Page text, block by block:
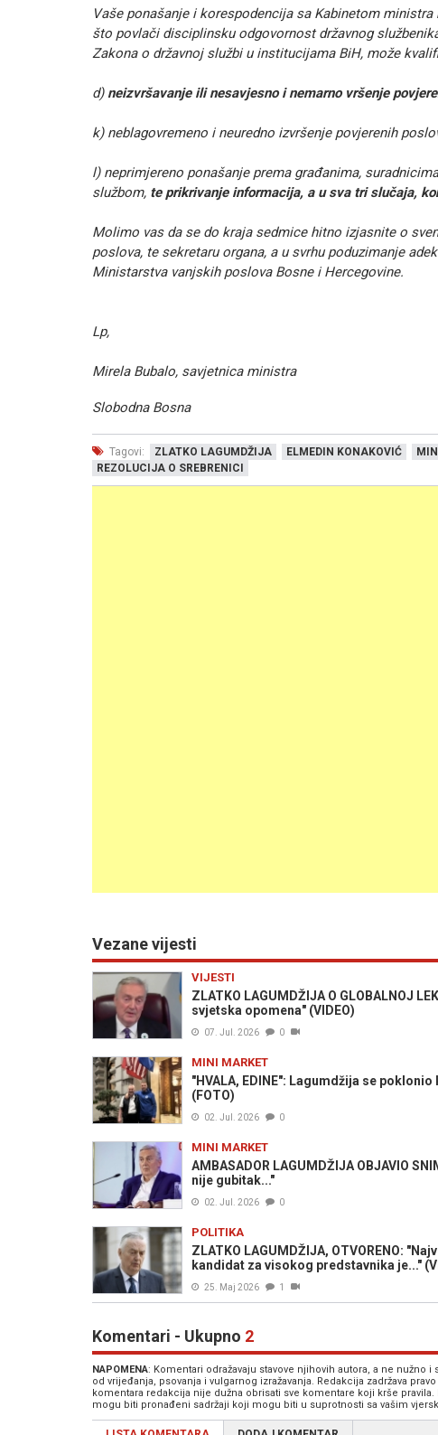
Vaše ponašanje i korespodencija sa Kabinetom
što povlači disciplinsku odgovornost državnog
Zakona o državnoj službi u institucijama BiH, može
d) neizvršavanje ili nesavjesno i nemarno vršenje
k) neblagovremeno i neuredno izvršenje povjerenih
l) neprimjereno ponašanje prema građanima,
službom, te prikrivanje informacija, a u sva tri slučaja,
Molimo vas da se do kraja sedmice hitno izjasnite o
poslova, te sekretaru organa, a u svrhu poduzimanje
Ministarstva vanjskih poslova Bosne i Hercegovine.
Lp,
Mirela Bubalo, savjetnica ministra
Slobodna Bosna
Tagovi: ZLATKO LAGUMDŽIJA ELMEDIN KONAKOVIĆ
REZOLUCIJA O SREBRENICI
Vezane vijesti
VIJESTI
ZLATKO LAGUMDŽIJA O GLOBALNOJ
svjetska opomena" (VIDEO)
07. Jul. 2026 0
MINI MARKET
"HVALA, EDINE": Lagumdžija se
(FOTO)
02. Jul. 2026 0
MINI MARKET
AMBASADOR LAGUMDŽIJA OBJAVIO
nije gubitak..."
02. Jul. 2026 0
POLITIKA
ZLATKO LAGUMDŽIJA, OTVORENO:
kandidat za visokog predstavnika je..."
25. Maj 2026 1
Komentari - Ukupno 2
NAPOMENA: Komentari odražavaju stavove njihovih autora, a ne nužno
od vrijeđanja, psovanja i vulgarnog izražavanja. Redakcija zadržava
komentara redakcija nije dužna obrisati sve komentare koji krše
mogu biti pronađeni sadržaji koji mogu biti u suprotnosti sa vašim